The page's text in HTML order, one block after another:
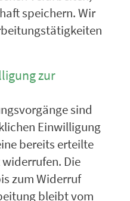
speichern. Wir
zur
sind
Einwilligung
bereits erteilte
Die
zum Widerruf
bleibt vom